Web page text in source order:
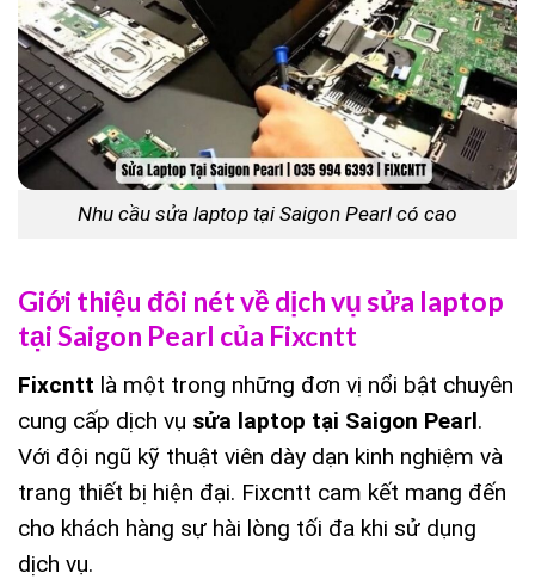
Nhu cầu sửa laptop tại Saigon Pearl có cao
Giới thiệu đôi nét về dịch vụ sửa laptop
tại Saigon Pearl của Fixcntt
Fixcntt là một trong những đơn vị nổi bật chuyên
cung cấp dịch vụ sửa laptop tại Saigon Pearl.
Với đội ngũ kỹ thuật viên dày dạn kinh nghiệm và
trang thiết bị hiện đại. Fixcntt cam kết mang đến
cho khách hàng sự hài lòng tối đa khi sử dụng
dịch vụ.